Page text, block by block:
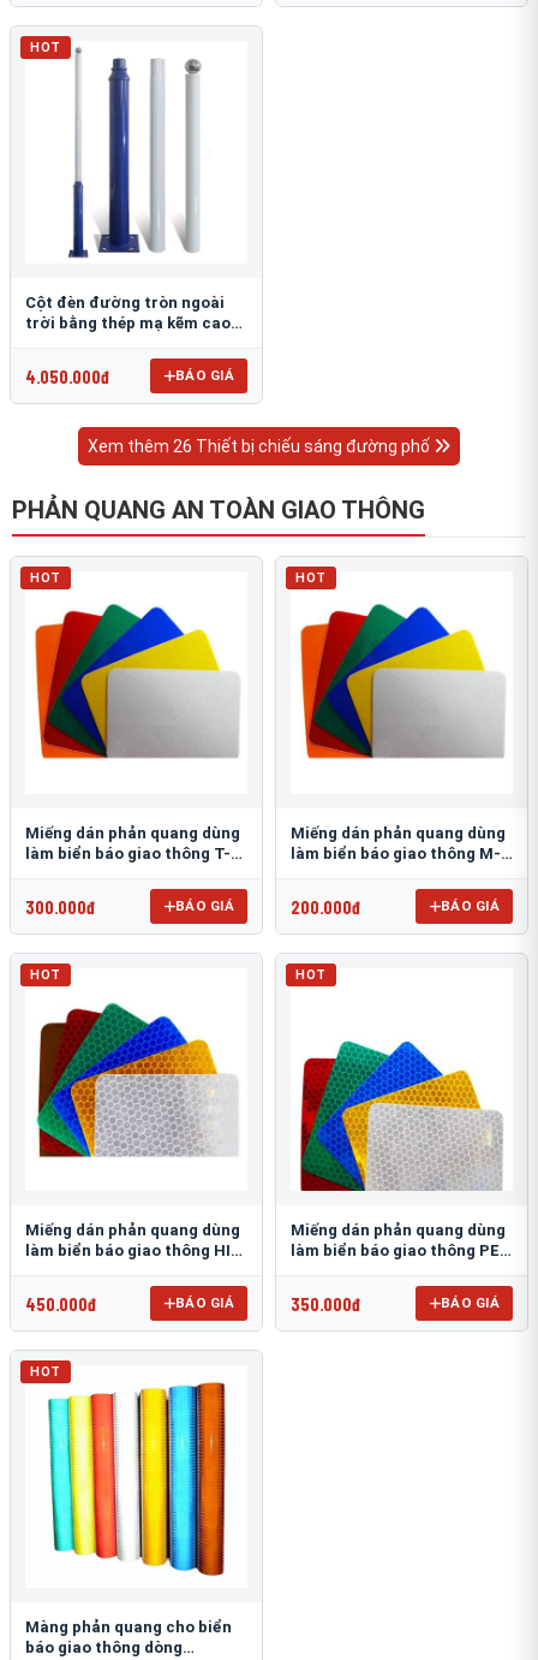
HOT
Cột đèn đường tròn ngoài
trời bằng thép mạ kẽm cao
4.050.000đ BÁO GIÁ
Xem thêm 26 Thiết bị chiếu sáng đường phố
PHẢN QUANG AN TOÀN GIAO THÔNG
HOT
Miếng dán phản quang dùng
làm biển báo giao thông T-
300.000đ BÁO GIÁ
HOT
Miếng dán phản quang dùng
làm biển báo giao thông M-
200.000đ BÁO GIÁ
HOT
Miếng dán phản quang dùng
làm biển báo giao thông HIP
450.000đ BÁO GIÁ
HOT
Miếng dán phản quang dùng
làm biển báo giao thông PEG
350.000đ BÁO GIÁ
HOT
Màng phản quang cho biển
báo giao thông dòng